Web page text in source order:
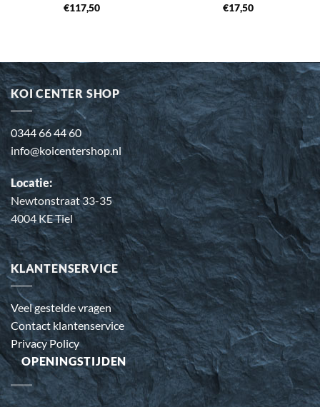
€117,50 €17,50
KOI CENTER SHOP
0344 66 44 60
info@koicentershop.nl
Locatie:
Newtonstraat 33-35
4004 KE Tiel
KLANTENSERVICE
Veel gestelde vragen
Contact klantenservice
Privacy Policy
OPENINGSTIJDEN